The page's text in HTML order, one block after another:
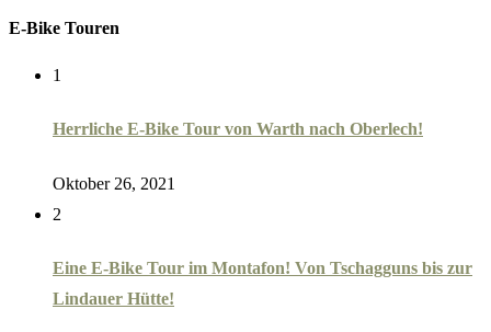
E-Bike Touren
1
Herrliche E-Bike Tour von Warth nach Oberlech!
Oktober 26, 2021
2
Eine E-Bike Tour im Montafon! Von Tschagguns bis zur
Lindauer Hütte!